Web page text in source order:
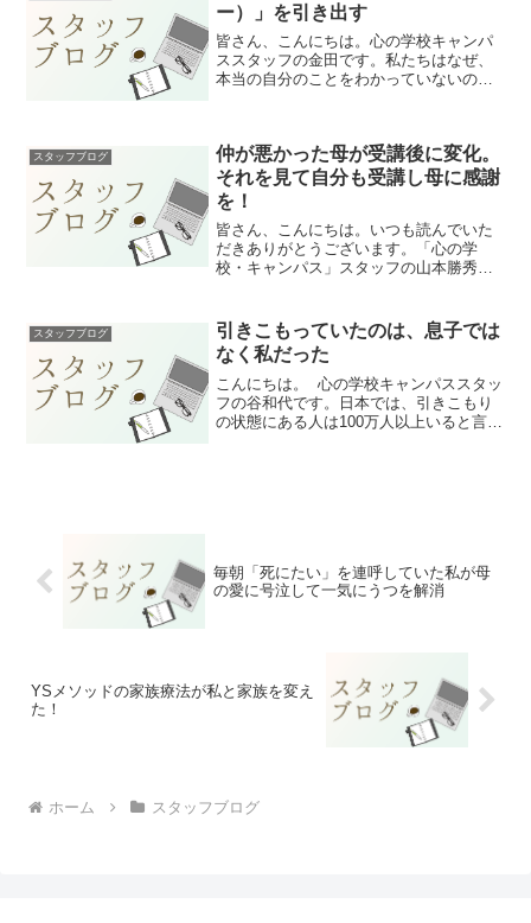
ー）」を引き出す
皆さん、こんにちは。心の学校キャンパ
ススタッフの金田です。私たちはなぜ、
本当の自分のことをわかっていないので
とについて、脳はしっか...
スタッフブログ
仲が悪かった母が受講後に変化。
それを見て自分も受講し母に感謝
を！
皆さん、こんにちは。いつも読んでいた
だきありがとうございます。「心の学
校・キャンパス」スタッフの山本勝秀で
くりですが確実に変化。その変化を間近
で見ていたS・Aさん。自分...
スタッフブログ
引きこもっていたのは、息子では
なく私だった
こんにちは。 心の学校キャンパススタッ
フの谷和代です。日本では、引きこもり
の状態にある人は100万人以上いると言わ
毎朝「死にたい」を連呼していた私が母
の愛に号泣して一気にうつを解消
YSメソッドの家族療法が私と家族を変え
た！
ホーム スタッフブログ